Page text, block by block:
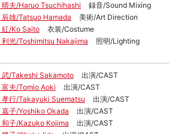
夫/Haruo Tsuchihashi
録音/Sound Mixing
雄/Tatsuo Hamada
美術/Art Direction
/Ko Saito
衣装/Costume
光/Toshimitsu Nakajima
照明/Lighting
/Takeshi Sakamoto
出演/CAST
夫/Tomio Aoki
出演/CAST
行/Takayuki Suematsu
出演/CAST
子/Yoshiko Okada
出演/CAST
子/Kazuko Kojima
出演/CAST